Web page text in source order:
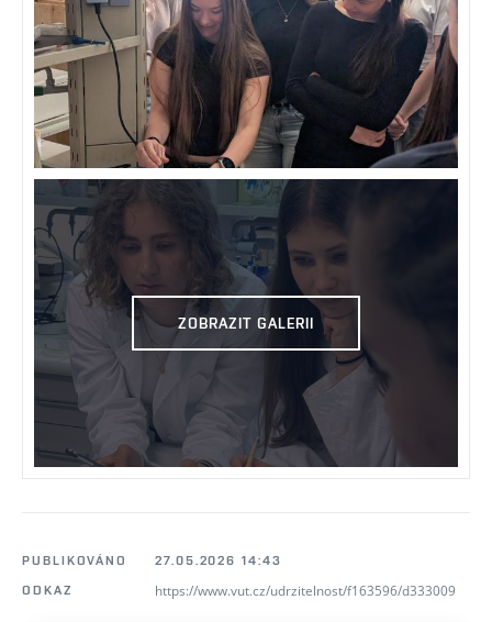
ZOBRAZIT GALERII
PUBLIKOVÁNO
27.05.2026 14:43
ODKAZ
https://www.vut.cz/udrzitelnost/f163596/d333009